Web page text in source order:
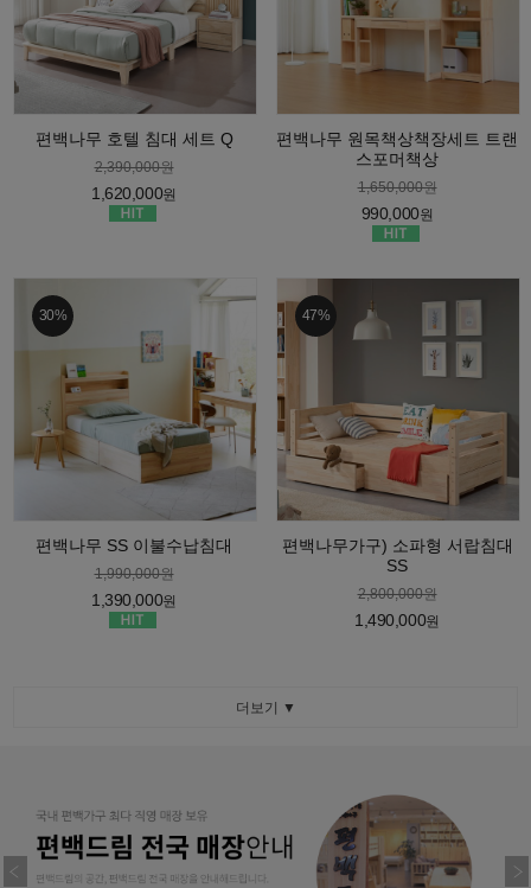
편백나무 호텔 침대 세트 Q
2,390,000원
1,620,000원
편백나무 원목책상책장세트 트랜
스포머책상
1,650,000원
990,000원
30%
편백나무 SS 이불수납침대
1,990,000원
1,390,000원
47%
편백나무가구) 소파형 서랍침대
SS
2,800,000원
1,490,000원
더보기 ▼